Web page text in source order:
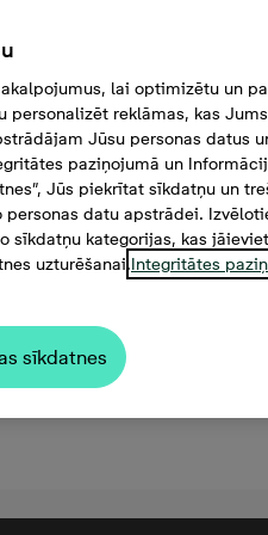
lai optimizētu un
reklāmas, kas
Jūsu personas datus
paziņojumā un
Jūs piekrītat sīkdatņu un
datu apstrādei.
sīkdatņu kategorijas, kas
uzturēšanai.Integritātes
sīkdatnes